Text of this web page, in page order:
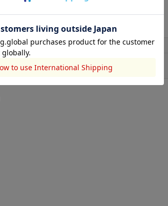
素材 合成皮革:
サイズ
サイズ